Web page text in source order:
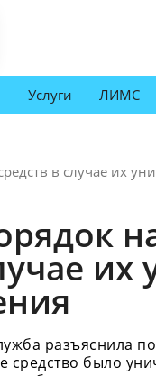
Услуги ЛИМС
в случае их
разъяснила
средство было